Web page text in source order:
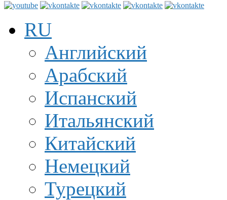
RU
Английский
Арабский
Испанский
Итальянский
Китайский
Немецкий
Турецкий